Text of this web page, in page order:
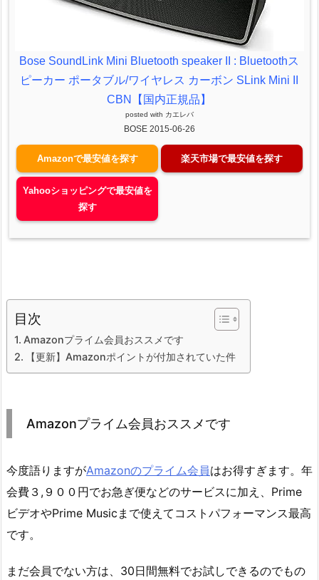
Bose SoundLink Mini Bluetooth speaker II : Bluetoothス
ピーカー ポータブル/ワイヤレス カーボン SLink Mini II
CBN【国内正規品】
posted with カエレバ
BOSE 2015-06-26
Amazonで最安値を探す 楽天市場で最安値を探す
Yahooショッピングで最安値を
探す
目次
Amazonプライム会員おススメです
【更新】Amazonポイントが付加されていた件
Amazonプライム会員おススメです
今度語りますがAmazonのプライム会員はお得すぎます。年
会費３,９００円でお急ぎ便などのサービスに加え、Prime
ビデオやPrime Musicまで使えてコストパフォーマンス最高
です。
まだ会員でない方は、30日間無料でお試しできるのでもの